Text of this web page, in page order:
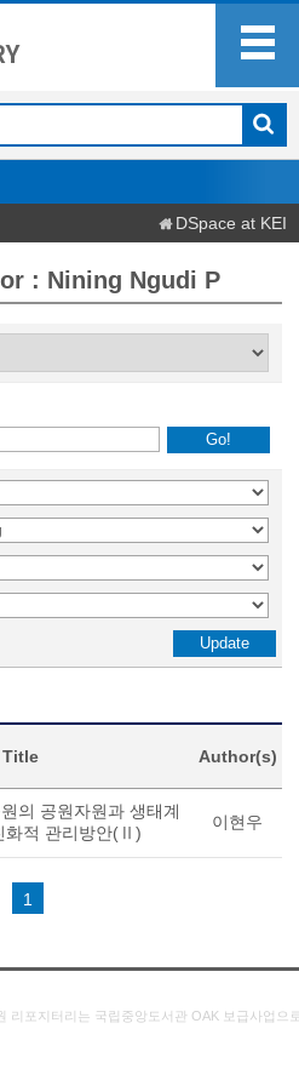
DSpace at KEI
: Nining Ngudi P
Title Author(s)
의 공원자원과 생태계
화적 관리방안(Ⅱ)
이현우
1
리포지터리는 국립중앙도서관 OAK 보급사업